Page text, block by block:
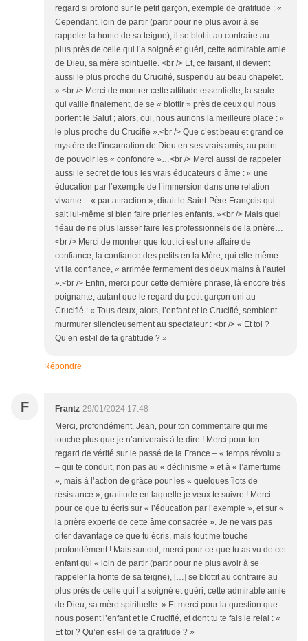
regard si profond sur le petit garçon, exemple de gratitude : «
Cependant, loin de partir (partir pour ne plus avoir à se
rappeler la honte de sa teigne), il se blottit au contraire au
plus près de celle qui l’a soigné et guéri, cette admirable amie
de Dieu, sa mère spirituelle. <br /> Et, ce faisant, il devient
aussi le plus proche du Crucifié, suspendu au beau chapelet.
» <br /> Merci de montrer cette attitude essentielle, la seule
qui vaille finalement, de se « blottir » près de ceux qui nous
portent le Salut ; alors, oui, nous aurions la meilleure place : «
le plus proche du Crucifié ».<br /> Que c’est beau et grand ce
mystère de l’incarnation de Dieu en ses vrais amis, au point
de pouvoir les « confondre »…<br /> Merci aussi de rappeler
aussi le secret de tous les vrais éducateurs d’âme : « une
éducation par l’exemple de l’immersion dans une relation
vivante – « par attraction », dirait le Saint-Père François qui
sait lui-même si bien faire prier les enfants. »<br /> Mais quel
fléau de ne plus laisser faire les professionnels de la prière…
<br /> Merci de montrer que tout ici est une affaire de
confiance, la confiance des petits en la Mère, qui elle-même
vit la confiance, « arrimée fermement des deux mains à l’autel
».<br /> Enfin, merci pour cette dernière phrase, là encore très
poignante, autant que le regard du petit garçon uni au
Crucifié : « Tous deux, alors, l’enfant et le Crucifié, semblent
murmurer silencieusement au spectateur : <br /> « Et toi ?
Qu’en est-il de ta gratitude ? »
Répondre
F Frantz 29/01/2024 17:48
Merci, profondément, Jean, pour ton commentaire qui me
touche plus que je n’arriverais à le dire ! Merci pour ton
regard de vérité sur le passé de la France – « temps révolu »
– qui te conduit, non pas au « déclinisme » et à « l’amertume
», mais à l’action de grâce pour les « quelques îlots de
résistance », gratitude en laquelle je veux te suivre ! Merci
pour ce que tu écris sur « l’éducation par l’exemple », et sur «
la prière experte de cette âme consacrée ». Je ne vais pas
citer davantage ce que tu écris, mais tout me touche
profondément ! Mais surtout, merci pour ce que tu as vu de cet
enfant qui « loin de partir (partir pour ne plus avoir à se
rappeler la honte de sa teigne), […] se blottit au contraire au
plus près de celle qui l’a soigné et guéri, cette admirable amie
de Dieu, sa mère spirituelle. » Et merci pour la question que
nous posent l’enfant et le Crucifié, et dont tu te fais le relai : «
Et toi ? Qu’en est-il de ta gratitude ? »